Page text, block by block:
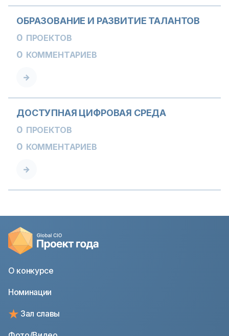
ОБРАЗОВАНИЕ И РАЗВИТИЕ ТАЛАНТОВ
0 ПРОЕКТОВ
0 КОММЕНТАРИЕВ
ДОСТУПНАЯ ЦИФРОВАЯ СРЕДА
0 ПРОЕКТОВ
0 КОММЕНТАРИЕВ
О конкурсе
Номинации
Зал славы